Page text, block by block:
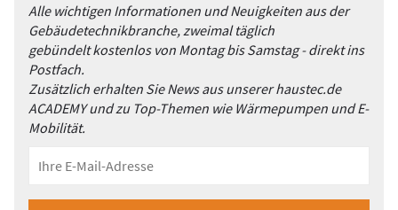
Alle wichtigen Informationen und Neuigkeiten aus der
Gebäudetechnikbranche, zweimal täglich
gebündelt kostenlos von Montag bis Samstag - direkt ins
Postfach.
Zusätzlich erhalten Sie News aus unserer haustec.de
ACADEMY und zu Top-Themen wie Wärmepumpen und E-
Mobilität.